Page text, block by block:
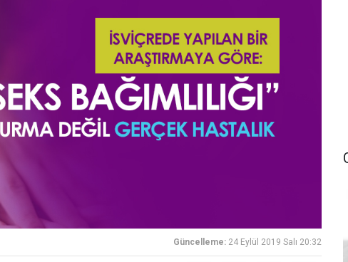
Güncelleme: 24 Eylül 2019 Salı 20:32